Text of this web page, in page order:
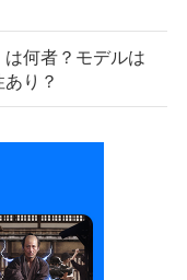
は何者？モデルは
り？